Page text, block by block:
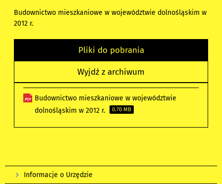
Budownictwo mieszkaniowe w województwie dolnośląskim w
2012 r.
Pliki do pobrania
Wyjdź z archiwum
Budownictwo mieszkaniowe w województwie
dolnośląskim w 2012 r.
0.70 MB
Informacje o Urzędzie